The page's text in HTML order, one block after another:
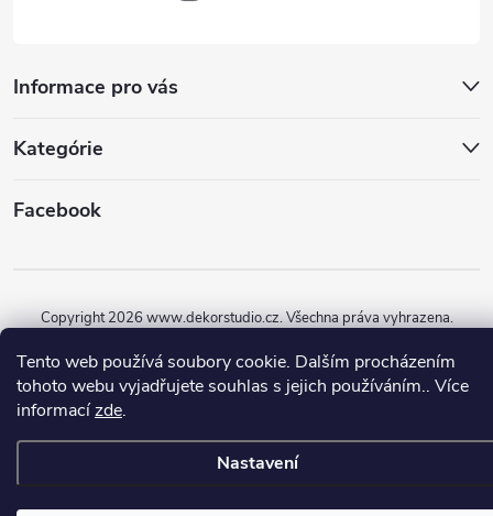
Tento web používá soubory cookie. Dalším procházením
tohoto webu vyjadřujete souhlas s jejich používáním.. Více
informacízde.
Nastavení
Informace pro vás
Kategórie
Facebook
Vytvořil Shoptet
Copyright 2026www.dekorstudio.cz. Všechna práva vyhrazena.